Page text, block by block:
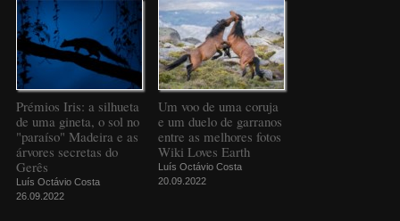
Prémios Iris: a silhueta
de uma gineta, o sol no
"paraíso" Madeira e as
árvores secretas do
Gerês
Luís Octávio Costa
26.09.2022
Um voo de uma coruja
e um duelo de garranos
entre as melhores fotos
Wiki Loves Earth
Luís Octávio Costa
20.09.2022